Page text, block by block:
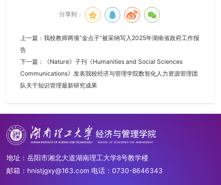
分享到：
上一篇： 我校教师两项“金点子”被采纳写入2025年湖南省政府工作报
告
下一篇：
《Nature》子刊《Humanities and Social Sciences
Communications》发表我校经济与管理学院数智化人力资源管理团
队关于知识管理最新研究成果
地址：岳阳市湘北大道湖南理工大学8号教学楼
邮箱：hnistjgxy@163.com 电话：0730-8646343